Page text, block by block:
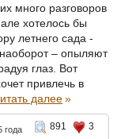
много разговоров
хотелось бы
летнего сада -
– опыляют
глаз. Вот
привлечь в
далее»
года 891
3